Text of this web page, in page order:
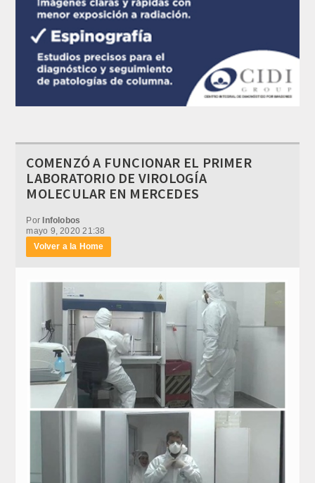
COMENZÓ A FUNCIONAR EL PRIMER
LABORATORIO DE VIROLOGÍA
MOLECULAR EN MERCEDES
PorInfolobos
mayo 9, 2020 21:38
Volver a la Home